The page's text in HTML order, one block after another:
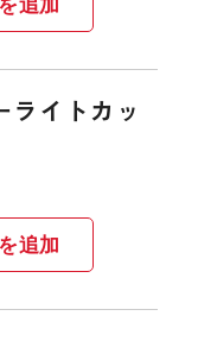
イトカッ